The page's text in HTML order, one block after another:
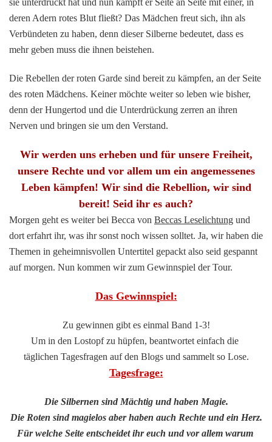
sie unterdrückt hat und nun kämpft er Seite an Seite mit einer, in
deren Adern rotes Blut fließt? Das Mädchen freut sich, ihn als
Verbündeten zu haben, denn dieser Silberne bedeutet, dass es
mehr geben muss die ihnen beistehen.
Die Rebellen der roten Garde sind bereit zu kämpfen, an der Seite
des roten Mädchens. Keiner möchte weiter so leben wie bisher,
denn der Hungertod und die Unterdrückung zerren an ihren
Nerven und bringen sie um den Verstand.
Wir werden uns erheben und für unsere Freiheit,
unsere Rechte und vor allem um ein angemessenes
Leben kämpfen! Wir sind die Rebellion, wir sind
bereit! Seid ihr es auch?
Morgen geht es weiter bei Becca von Beccas Leselichtung und
dort erfahrt ihr, was ihr sonst noch wissen solltet. Ja, wir haben die
Themen in geheimnisvollen Untertitel gepackt also seid gespannt
auf morgen. Nun kommen wir zum Gewinnspiel der Tour.
Das Gewinnspiel:
Zu gewinnen gibt es einmal Band 1-3!
Um in den Lostopf zu hüpfen, beantwortet einfach die
täglichen Tagesfragen auf den Blogs und sammelt so Lose.
Tagesfrage:
Die Silbernen sind Mächtig und haben Magie.
Die Roten sind magielos aber haben auch Rechte und ein Herz.
Für welche Seite entscheidet ihr euch und vor allem warum